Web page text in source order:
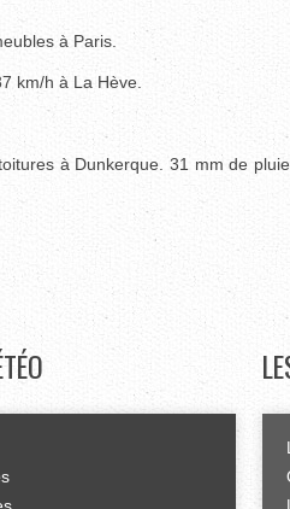
à Paris.
km/h à La Hève.
à Dunkerque. 31 mm de